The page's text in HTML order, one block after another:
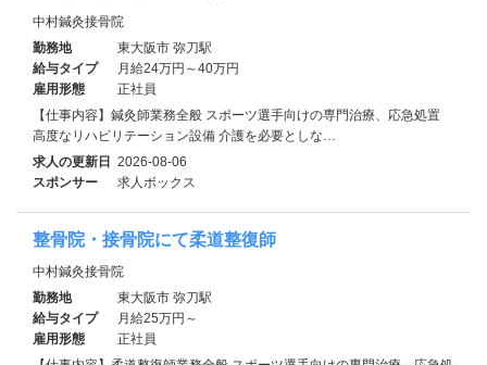
中村鍼灸接骨院
勤務地
東大阪市 弥刀駅
給与タイプ
月給24万円～40万円
雇用形態
正社員
【仕事内容】鍼灸師業務全般 スポーツ選手向けの専門治療、応急処置
高度なリハビリテーション設備 介護を必要としな…
求人の更新日 2026-08-06
スポンサー
求人ボックス
整骨院・接骨院にて柔道整復師
中村鍼灸接骨院
勤務地
東大阪市 弥刀駅
給与タイプ
月給25万円～
雇用形態
正社員